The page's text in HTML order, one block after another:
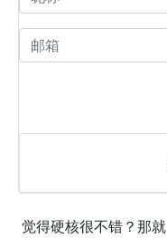
觉得硬核很不错？那就